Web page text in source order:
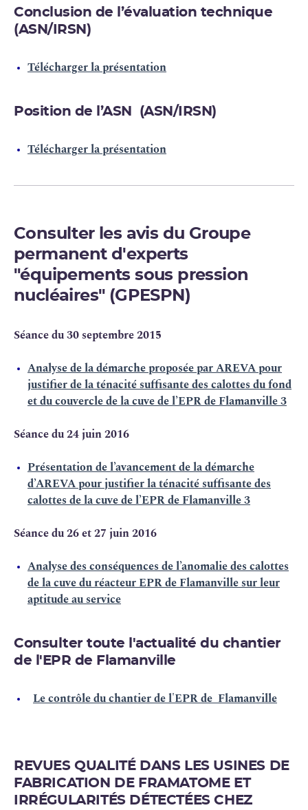
Conclusion de l’évaluation technique
(ASN/IRSN)
Télécharger la présentation
Position de l’ASN (ASN/IRSN)
Télécharger la présentation
Consulter les avis du Groupe
permanent d'experts
"équipements sous pression
nucléaires" (GPESPN)
Séance du 30 septembre 2015
Analyse de la démarche proposée par AREVA pour
justifier de la ténacité suffisante des calottes du fond
et du couvercle de la cuve de l’EPR de Flamanville 3
Séance du 24 juin 2016
Présentation de l’avancement de la démarche
d’AREVA pour justifier la ténacité suffisante des
calottes de la cuve de l’EPR de Flamanville 3
Séance du 26 et 27 juin 2016
Analyse des conséquences de l’anomalie des calottes
de la cuve du réacteur EPR de Flamanville sur leur
aptitude au service
Consulter toute l'actualité du chantier
de l'EPR de Flamanville
Le contrôle du chantier de l'EPR de Flamanville
REVUES QUALITÉ DANS LES USINES DE
FABRICATION DE FRAMATOME ET
IRRÉGULARITÉS DÉTECTÉES CHEZ